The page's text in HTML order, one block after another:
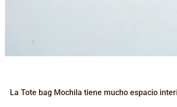
La Tote bag Mochila tiene mucho espacio